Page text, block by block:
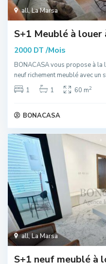
all,La Marsa
S+1 Meublé à louer
2000 DT/Mois
BONACASA vous propose à la
neuf richement meublé avec un
1
1 60 m2
BONACASA
all,La Marsa
S+1 neuf meublé à